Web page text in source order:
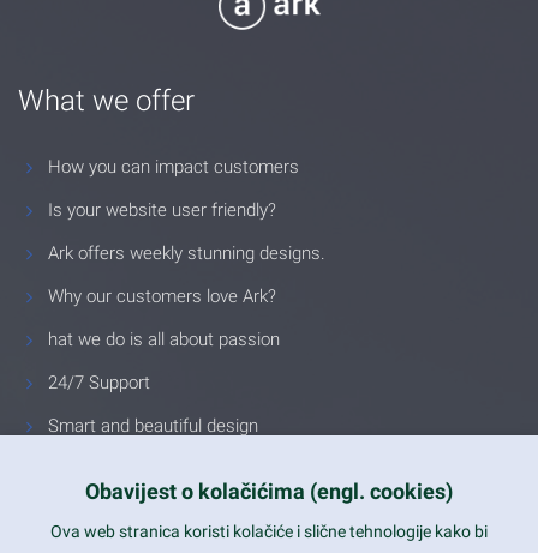
What we offer
How you can impact customers
Is your website user friendly?
Ark offers weekly stunning designs.
Why our customers love Ark?
hat we do is all about passion
24/7 Support
Smart and beautiful design
Obavijest o kolačićima (engl. cookies)
Ova web stranica koristi kolačiće i slične tehnologije kako bi